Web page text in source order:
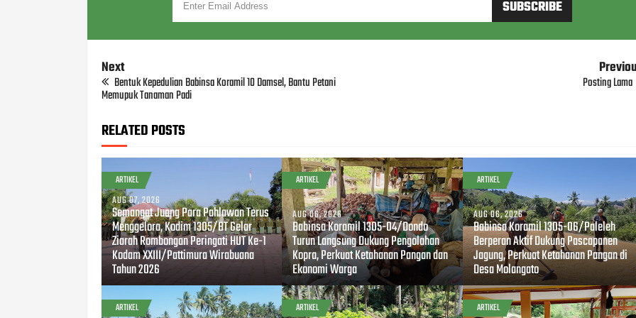
Next
Bentuk Kepedulian Babinsa Koramil 10 Damsel, Bantu Petani
Memupuk Tanaman Padi
Posting Lama
RELATED POSTS
ARTIKEL
AUG 07, 2026
Semangat Juang Para Pahlawan Terus
Menggelora, Kodim 1305/BT Gelar
Ziarah Rombongan Peringati HUT Ke-1
Kodam XXIII/Pattimura Wirabuana
Tahun 2026
ARTIKEL
AUG 06, 2026
Babinsa Koramil 1305-04/Dondo
Turun Langsung Dukung Pengolahan
Kopra, Perkuat Ketahanan Pangan dan
Ekonomi Warga
ARTIKEL
AUG 06, 2026
Babinsa Koramil 1305-06/Paleleh
Berperan Aktif Dukung Pascapanen
Jagung, Perkuat Ketahanan Pangan di
Desa Molangato
ARTIKEL ARTIKEL ARTIKEL